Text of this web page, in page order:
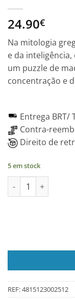
24.90€
Na mitologia
e da
um puzzle de
concentração e
Entrega BRT/
Contra-
Direito de
5 em stock
Quantidade de
REF:4815123002512